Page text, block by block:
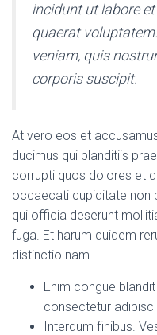
incidunt ut labore
quaerat
veniam, quis
corporis suscipit.
At vero eos et
ducimus qui blanditiis
corrupti quos dolores et
occaecati cupiditate non
qui officia deserunt
fuga. Et harum quidem
distinctio nam.
Enim congue
consectetur
Interdum finibus.